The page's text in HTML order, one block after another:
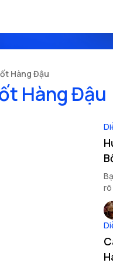
Hàng Đậu
Hàng Đậu